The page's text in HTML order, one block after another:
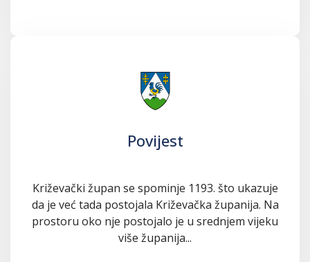
Povijest
Križevački župan se spominje 1193. što ukazuje
da je već tada postojala Križevačka županija. Na
prostoru oko nje postojalo je u srednjem vijeku
više županija...